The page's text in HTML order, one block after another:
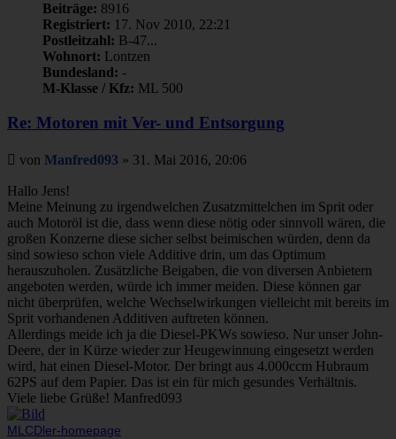
Beiträge: 8916
Registriert: 17. Nov 2010, 22:21
Postleitzahl: B-47...
Wohnort: Lontzen
Bundesland: -
M-Klasse / Kfz: ML 500
Re: Motoren mit Ver- und Entsorgung
Beitrag
von Manfred093 » 31. Mai 2016, 20:06
Hallo Jens!
Meine Meinung zu irgendwelchen Zusatzmittelchen im Sprit oder
auch Motoröl ist die, dass wenn diese nötig oder sinnvoll wären, die
großen Konzerne diese sicher selbst beimischen würden, denn da
sind sowieso schon viele Additive drin, um das Optimum
herauszuholen. Zusätzliche Beigaben, die von diversen Anbietern
angeboten werden, würde ich immer meiden. Diese können gar
nicht überprüfen, welche Wechselwirkungen vielleicht mit bereits im
Sprit vorhandenen Additiven auftreten können.
Allerdings meide ich ja die Diesel-PKWs sowieso. Nur unser John-
Deere, der in Kürze wieder zur Heugewinnung eingesetzt werden
wird, hat einen Diesel-Motor. Der bringt aus 4.000ccm Hubraum
62PS auf dem Papier. Das ist ein für mich gesundes Verhältnis.
Viele liebe Grüße! Manfred093
MLCDler-homepage